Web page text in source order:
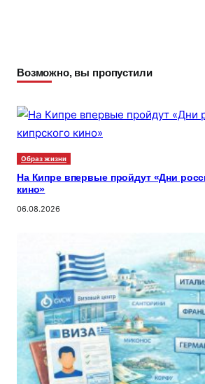
Возможно, вы пропустили
Образ жизни
На Кипре впервые пройдут «Дни
кино»
06.08.2026